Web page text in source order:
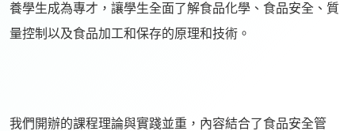
養學生成為專才，讓學生全面了解食品化學、食品安全、質
量控制以及食品加工和保存的原理和技術。
我們開辦的課程理論與實踐並重，內容結合了食品安全管